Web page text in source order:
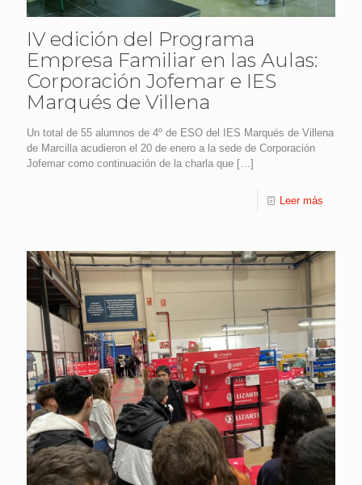
IV edición del Programa
Empresa Familiar en las Aulas:
Corporación Jofemar e IES
Marqués de Villena
Un total de 55 alumnos de 4º de ESO del IES Marqués de Villena
de Marcilla acudieron el 20 de enero a la sede de Corporación
Jofemar como continuación de la charla que […]
Leer más